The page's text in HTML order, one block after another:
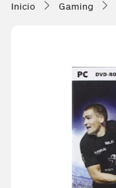
Inicio Gaming